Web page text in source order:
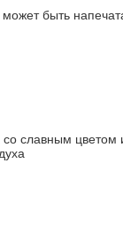
быть
со славным цветом